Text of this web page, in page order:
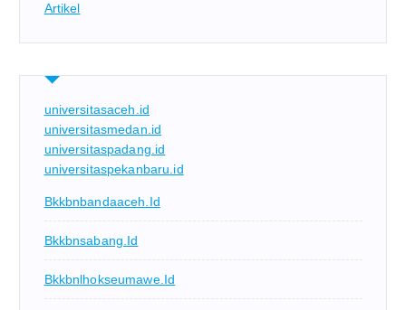
Artikel
universitasaceh.id
universitasmedan.id
universitaspadang.id
universitaspekanbaru.id
Bkkbnbandaaceh.id
Bkkbnsabang.id
Bkkbnlhokseumawe.id